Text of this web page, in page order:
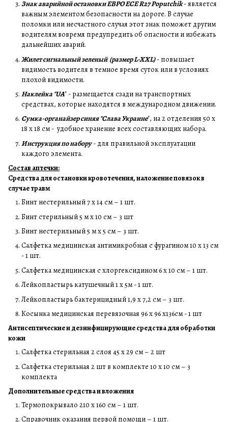
Знак аварийной остановки ЕВРО ECE R27 Poputchik- является
важным элементом безопасности на дороге. В случае
поломки или несчастного случая этот знак поможет другим
водителям вовремя предупредить об опасности и избежать
дальнейших аварий.
Жилет сигнальный зеленый (размер L-XXL)- повышает
видимость водителя в темное время суток или в условиях
плохой видимости.
Наклейка "UA" - размещается сзади на транспортных
средствах, которые находятся в международном движении.
Сумка-органайзер синяя "Слава Украине", на 2 отделения 50 х
18 х 18 см - удобное хранение всех составляющих набора.
Инструкция по набору- для правильной эксплуатации
каждого элемента.
Состав аптечки:
Средства для остановки кровотечения, наложение повязок в
случае травм
Бинт нестерильный 7 х 14 см – 1 шт.
Бинт стерильный 5 м х 10 см – 3 шт
Бинт нестерильный 5 м х 5 см – 3 шт.
Салфетка медицинская антимикробная с фурагином 10 х 13 см
- 1 шт.
Салфетка медицинская с хлоргексидином 6 х 10 см – 1 шт.
Лейкопластырь катушечный 1 х 5м - 1 шт.
Лейкопластырь бактерицидный 1,9 х 7,2 см – 3 шт.
Косынка медицинская перевязочная 96 х 96 х136см - 1 шт
Антисептические и дезинфицирующие средства для обработки
кожи
Салфетка стерильная 2 слоя 45 х 29 см – 2 шт
Салфетка стерильная 2 шт в комплекте 10 х 10 см – 3
комплекта
Дополнительные средства и вложения
Термопокрывало 210 х 160 см – 1 шт.
Справочник оказания первой помощи – 1 шт.